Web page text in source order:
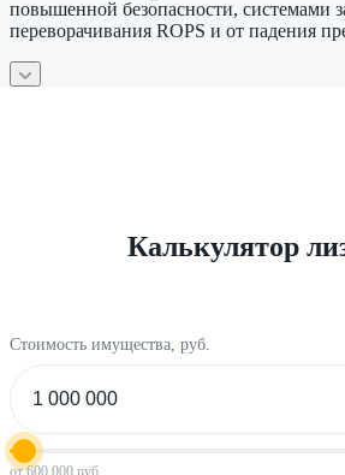
повышенной безопасности, системами
переворачивания ROPS и от падения
Калькулятор
Стоимость имущества, руб.